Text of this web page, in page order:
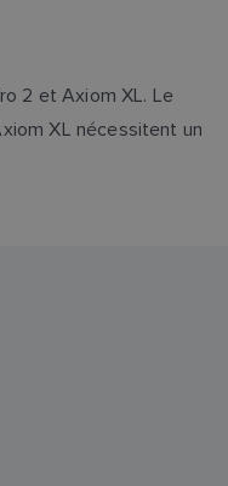
2 et Axiom XL. Le
XL nécessitent un